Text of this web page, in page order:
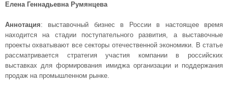
Елена Геннадьевна Румянцева
Аннотация: выставочный бизнес в России в настоящее время
находится на стадии поступательного развития, а выставочные
проекты охватывают все секторы отечественной экономики. В статье
рассматривается стратегия участия компании в российских
выставках для формирования имиджа организации и поддержания
продаж на промышленном рынке.